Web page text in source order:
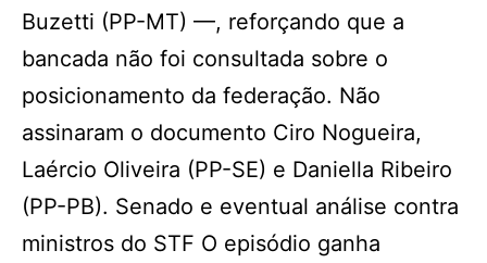
Buzetti (PP-MT) —, reforçando que a
bancada não foi consultada sobre o
posicionamento da federação. Não
assinaram o documento Ciro Nogueira,
Laércio Oliveira (PP-SE) e Daniella Ribeiro
(PP-PB). Senado e eventual análise contra
ministros do STF O episódio ganha